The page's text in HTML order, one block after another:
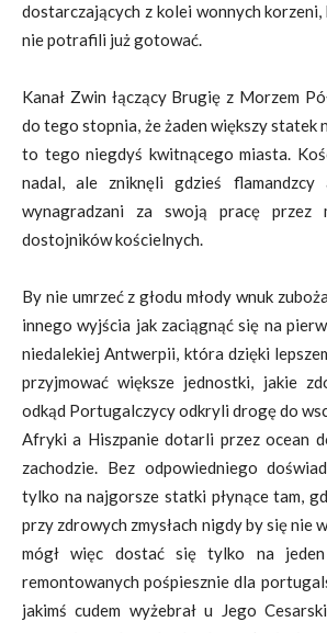
dostarczających z kolei wonnych
nie potrafili już gotować.
Kanał Zwin łączący Brugię z Morzem
do tego stopnia, że żaden większy statek
to tego niegdyś kwitnącego miasta.
nadal, ale zniknęli gdzieś
wynagradzani za swoją pracę przez
dostojników kościelnych.
By nie umrzeć z głodu młody wnuk
innego wyjścia jak zaciągnąć się na
niedalekiej Antwerpii, która dzięki
przyjmować większe jednostki, jakie
odkąd Portugalczycy odkryli drogę do
Afryki a Hiszpanie dotarli przez ocean
zachodzie. Bez odpowiedniego
tylko na najgorsze statki płynące tam,
przy zdrowych zmysłach nigdy by się nie
mógł więc dostać się tylko na
remontowanych pośpiesznie dla
jakimś cudem wyżebrał u Jego